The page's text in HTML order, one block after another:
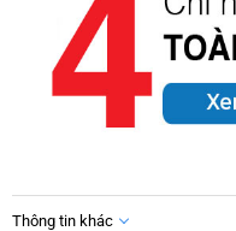
Thông tin khác